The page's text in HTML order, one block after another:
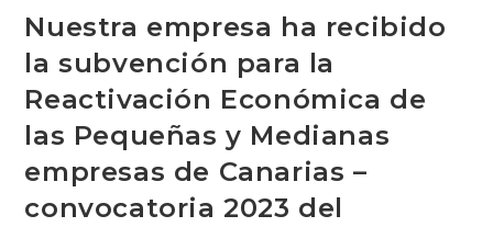
Nuestra empresa ha recibido
la subvención para la
Reactivación Económica de
las Pequeñas y Medianas
empresas de Canarias –
convocatoria 2023 del